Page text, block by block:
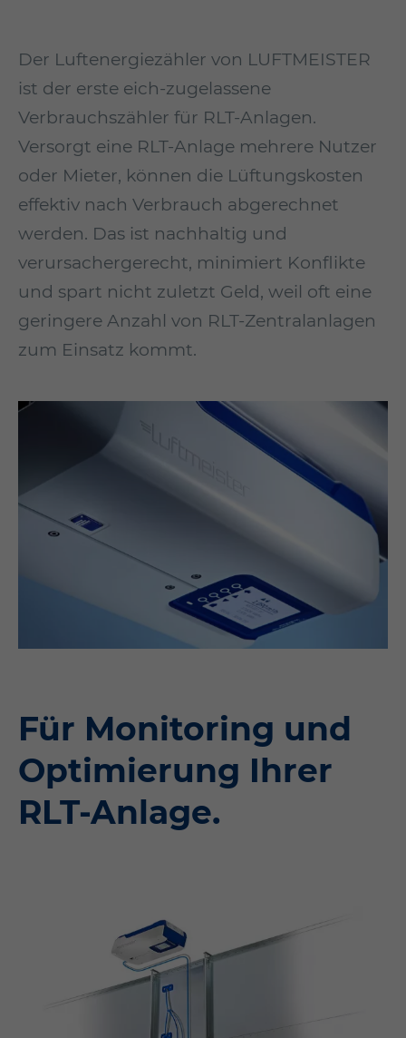
Der Luftenergiezähler von LUFTMEISTER
ist der erste eich-zugelassene
Verbrauchszähler für RLT-Anlagen.
Versorgt eine RLT-Anlage mehrere Nutzer
oder Mieter, können die Lüftungskosten
effektiv nach Verbrauch abgerechnet
werden. Das ist nachhaltig und
verursachergerecht, minimiert Konflikte
und spart nicht zuletzt Geld, weil oft eine
geringere Anzahl von RLT-Zentralanlagen
zum Einsatz kommt.
Für Monitoring und
Optimierung Ihrer
RLT-Anlage.